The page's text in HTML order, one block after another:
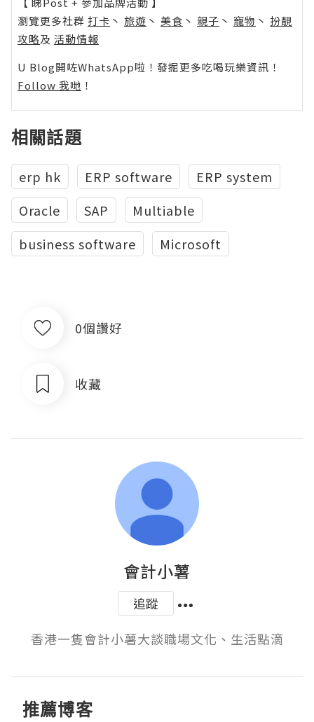
瀏覽更多社群 打卡 丶 旅遊 丶 美食 丶 親子 丶 寵物 丶 扮靚
攻略及 活動情報
U Blog開咗WhatsApp啦！發掘更多吃喝玩樂資訊！
Follow 我哋 ！
相關話題
erp hk ERP software
ERP system
Oracle
SAP
Multiable
business software
Microsoft
0個讚好
收藏
會計小薯
追蹤
香港一隻會計小薯大談職場文化、生活點滴
推薦博客